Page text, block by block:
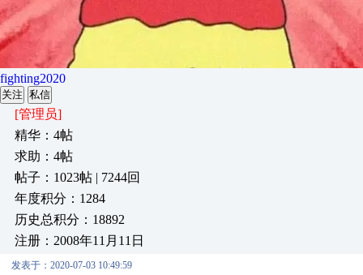
fighting2020
关注 私信
[管理员]
精华：4帖
求助：4帖
帖子：1023帖 | 7244回
年度积分：1284
历史总积分：18892
注册：2008年11月11日
发表于：2020-07-03 10:49:59